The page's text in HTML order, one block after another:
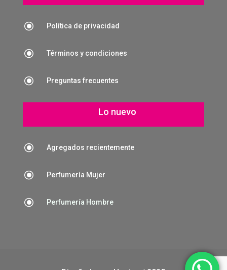
\ Política de privacidad
\ Términos y condiciones
\ Preguntas frecuentes
Lo nuevo
\ Agregados recientemente
\ Perfumería Mujer
\ Perfumería Hombre